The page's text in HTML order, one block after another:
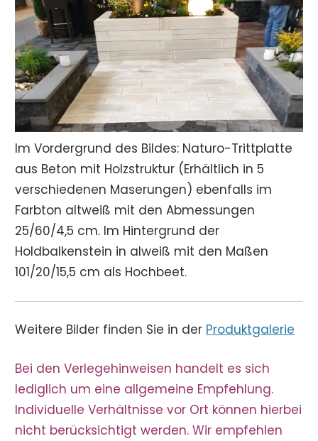
Im Vordergrund des Bildes: Naturo-Trittplatte
aus Beton mit Holzstruktur (Erhältlich in 5
verschiedenen Maserungen) ebenfalls im
Farbton altweiß mit den Abmessungen
25/60/4,5 cm. Im Hintergrund der
Holdbalkenstein in alweiß mit den Maßen
101/20/15,5 cm als Hochbeet.
Weitere Bilder finden Sie in der Produktgalerie
Bei den Verlegehinweisen handelt es sich
lediglich um eine allgemeine Empfehlung.
Individuelle Verhältnisse vor Ort können hierbei
nicht berücksichtigt werden. Wir empfehlen